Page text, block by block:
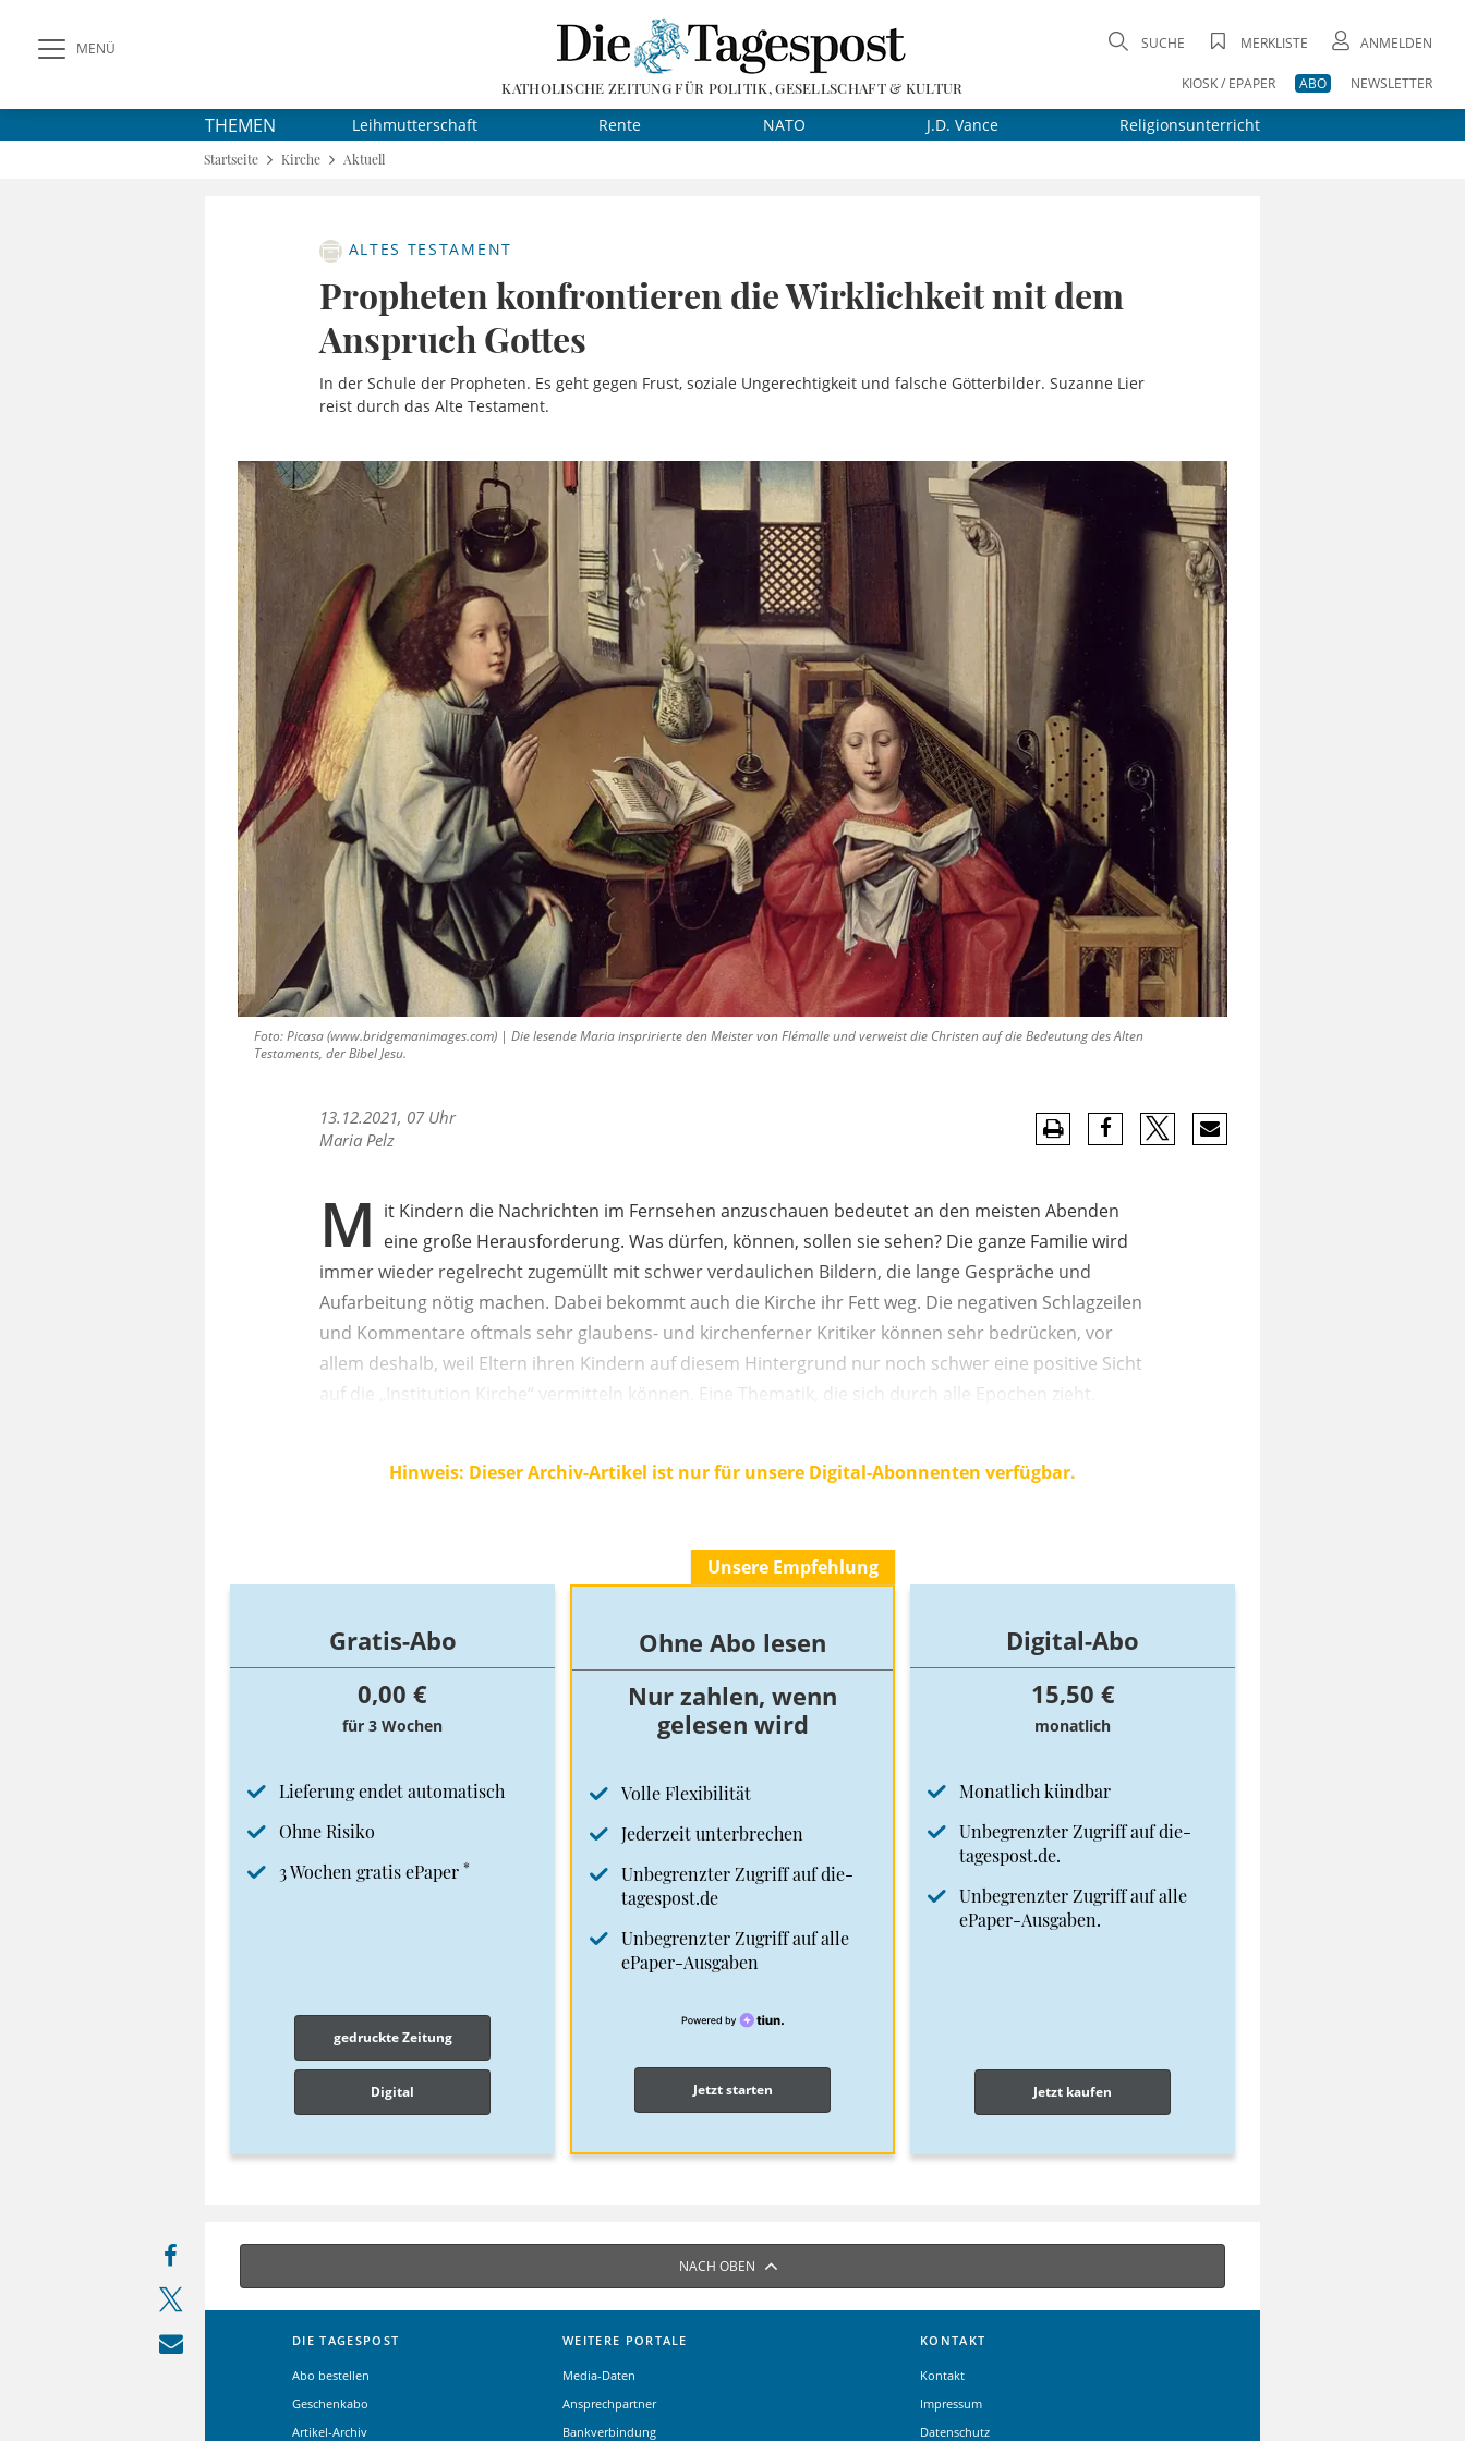
MENÜ
KATHOLISCHE ZEITUNG FÜR POLITIK, GESELLSCHAFT & KULTUR
SUCHE MERKLISTE ANMELDEN
KIOSK / EPAPER ABO NEWSLETTER
THEMEN Leihmutterschaft Rente NATO J.D. Vance Religionsunterricht
Startseite Kirche Aktuell
ALTES TESTAMENT
Propheten konfrontieren die Wirklichkeit mit dem
Anspruch Gottes
In der Schule der Propheten. Es geht gegen Frust, soziale Ungerechtigkeit und falsche Götterbilder. Suzanne Lier
reist durch das Alte Testament.
Foto: Picasa (www.bridgemanimages.com) | Die lesende Maria inspririerte den Meister von Flémalle und verweist die Christen auf die Bedeutung des Alten
Testaments, der Bibel Jesu.
13.12.2021, 07 Uhr
Maria Pelz
M it Kindern die Nachrichten im Fernsehen anzuschauen bedeutet an den meisten Abenden
eine große Herausforderung. Was dürfen, können, sollen sie sehen? Die ganze Familie wird
immer wieder regelrecht zugemüllt mit schwer verdaulichen Bildern, die lange Gespräche und
Aufarbeitung nötig machen. Dabei bekommt auch die Kirche ihr Fett weg. Die negativen Schlagzeilen
und Kommentare oftmals sehr glaubens- und kirchenferner Kritiker können sehr bedrücken, vor
allem deshalb, weil Eltern ihren Kindern auf diesem Hintergrund nur noch schwer eine positive Sicht
auf die „Institution Kirche“ vermitteln können. Eine Thematik, die sich durch alle Epochen zieht.
Hinweis: Dieser Archiv-Artikel ist nur für unsere Digital-Abonnenten verfügbar.
Gratis-Abo
0,00 €
für 3 Wochen
Lieferung endet automatisch
Ohne Risiko
3 Wochen gratis ePaper *
gedruckte Zeitung
Digital
Unsere Empfehlung
Ohne Abo lesen
Nur zahlen, wenn
gelesen wird
Volle Flexibilität
Jederzeit unterbrechen
Unbegrenzter Zugriff auf die-
tagespost.de
Unbegrenzter Zugriff auf alle
ePaper-Ausgaben
Jetzt starten
Digital-Abo
15,50 €
monatlich
Monatlich kündbar
Unbegrenzter Zugriff auf die-
tagespost.de.
Unbegrenzter Zugriff auf alle
ePaper-Ausgaben.
Jetzt kaufen
NACH OBEN
DIE TAGESPOST
Abo bestellen
Geschenkabo
Artikel-Archiv
WEITERE PORTALE
Media-Daten
Ansprechpartner
Bankverbindung
KONTAKT
Kontakt
Impressum
Datenschutz